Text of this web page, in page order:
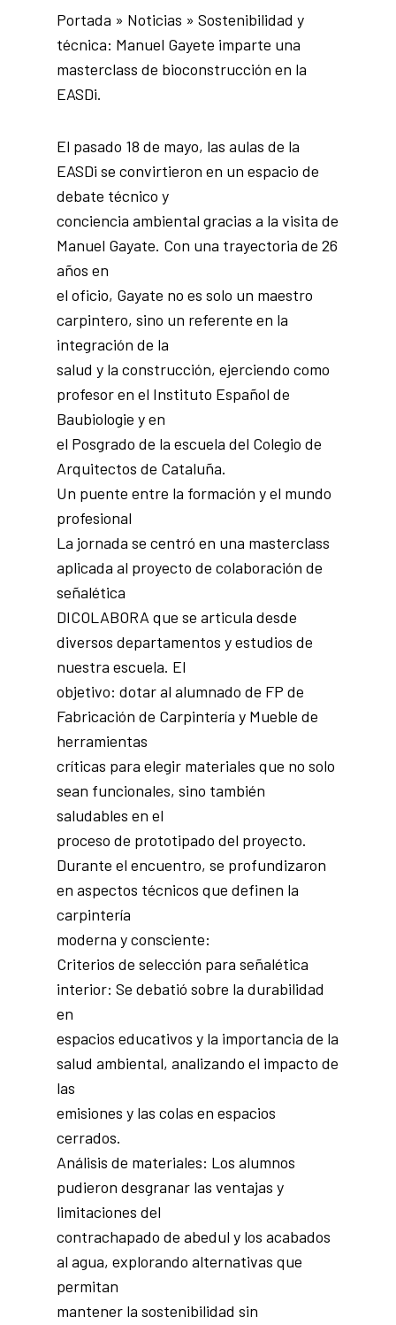
Portada » Noticias » Sostenibilidad y
técnica: Manuel Gayete imparte una
masterclass de bioconstrucción en la
EASDi.
El pasado 18 de mayo, las aulas de la
EASDi se convirtieron en un espacio de
debate técnico y
conciencia ambiental gracias a la visita de
Manuel Gayate. Con una trayectoria de 26
años en
el oficio, Gayate no es solo un maestro
carpintero, sino un referente en la
integración de la
salud y la construcción, ejerciendo como
profesor en el Instituto Español de
Baubiologie y en
el Posgrado de la escuela del Colegio de
Arquitectos de Cataluña.
Un puente entre la formación y el mundo
profesional
La jornada se centró en una masterclass
aplicada al proyecto de colaboración de
señalética
DICOLABORA que se articula desde
diversos departamentos y estudios de
nuestra escuela. El
objetivo: dotar al alumnado de FP de
Fabricación de Carpintería y Mueble de
herramientas
críticas para elegir materiales que no solo
sean funcionales, sino también
saludables en el
proceso de prototipado del proyecto.
Durante el encuentro, se profundizaron
en aspectos técnicos que definen la
carpintería
moderna y consciente:
Criterios de selección para señalética
interior: Se debatió sobre la durabilidad
en
espacios educativos y la importancia de la
salud ambiental, analizando el impacto de
las
emisiones y las colas en espacios
cerrados.
Análisis de materiales: Los alumnos
pudieron desgranar las ventajas y
limitaciones del
contrachapado de abedul y los acabados
al agua, explorando alternativas que
permitan
mantener la sostenibilidad sin